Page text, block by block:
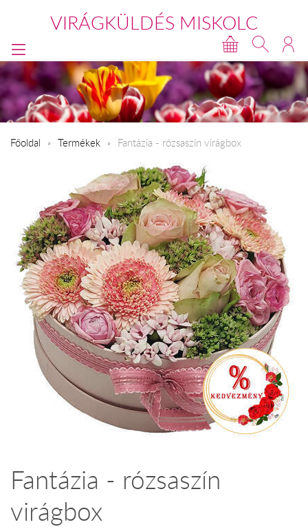
VIRÁGKÜLDÉS MISKOLC
Főoldal Termékek Fantázia - rózsaszín virágbox
Fantázia - rózsaszín
virágbox